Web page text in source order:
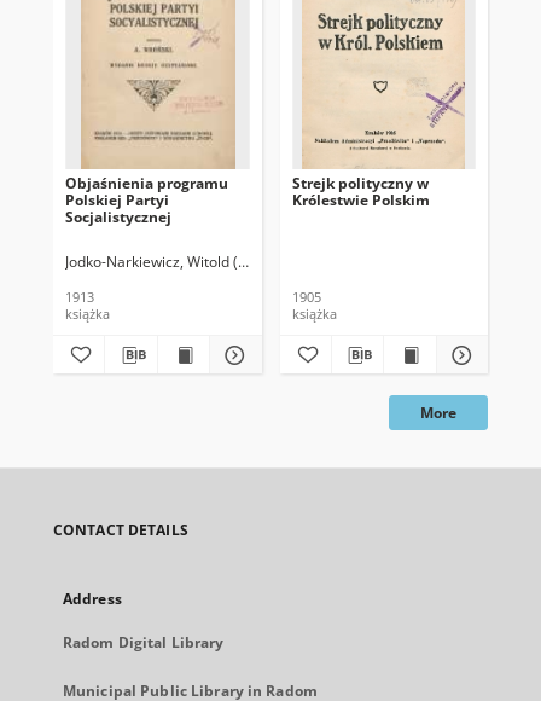
Objaśnienia programu
Polskiej Partyi
Socjalistycznej
Jodko-Narkiewicz, Witold (1863-1924)
1913
książka
Strejk polityczny w
Królestwie Polskim
1905
książka
More
CONTACT DETAILS
Address
Radom Digital Library
Municipal Public Library in Radom